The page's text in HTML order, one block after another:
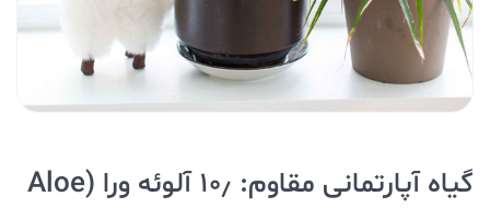
گیاه آپارتمانی مقاوم: ۱۰٫ آلوئه ورا (Aloe